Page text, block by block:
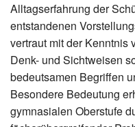
Alltagserfahrung der
entstandenen
vertraut mit der Kenntnis
Denk- und Sichtweisen
bedeutsamen Begriffen
Besondere Bedeutung
gymnasialen Oberstufe